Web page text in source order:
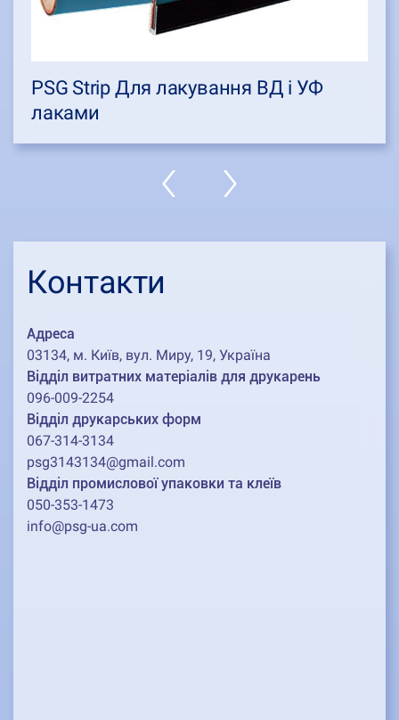
PSG Strip Для лакування ВД і УФ
лаками
Контакти
Адреса
03134, м. Київ, вул. Миру, 19, Україна
Відділ витратних матеріалів для друкарень
096-009-2254
Відділ друкарських форм
067-314-3134
psg3143134@gmail.com
Відділ промислової упаковки та клеїв
050-353-1473
info@psg-ua.com